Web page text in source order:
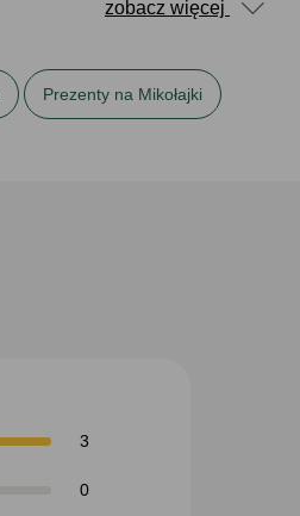
zobacz więcej
Prezenty na Mikołajki
3
0